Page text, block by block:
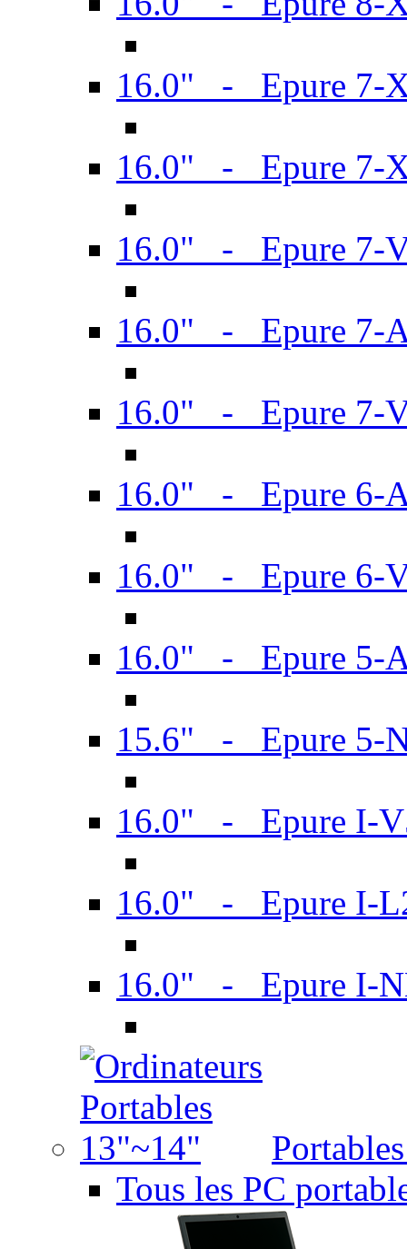
16.0" - Epure 7-
16.0" - Epure 7-
16.0" - Epure 7-
16.0" - Epure 7-
16.0" - Epure 7-
16.0" - Epure 6-
16.0" - Epure 6-
16.0" - Epure 5-
15.6" - Epure 5-
16.0" - Epure I-
16.0" - Epure I-
16.0" - Epure I-
Tous les PC